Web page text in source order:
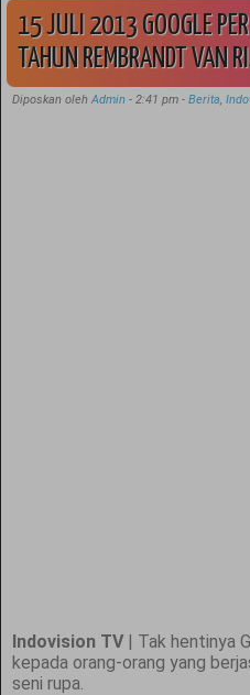
15 JULI 2013 GOOGLE
TAHUN REMBRANDT VAN
Diposkan olehAdmin - 2:41 pm- Berita,
Indovision TV | Tak hentinya
kepada orang-orang yang
seni rupa.